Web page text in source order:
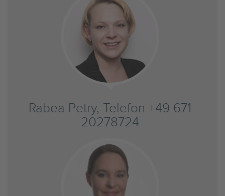
Rabea Petry, Telefon +49 671
20278724